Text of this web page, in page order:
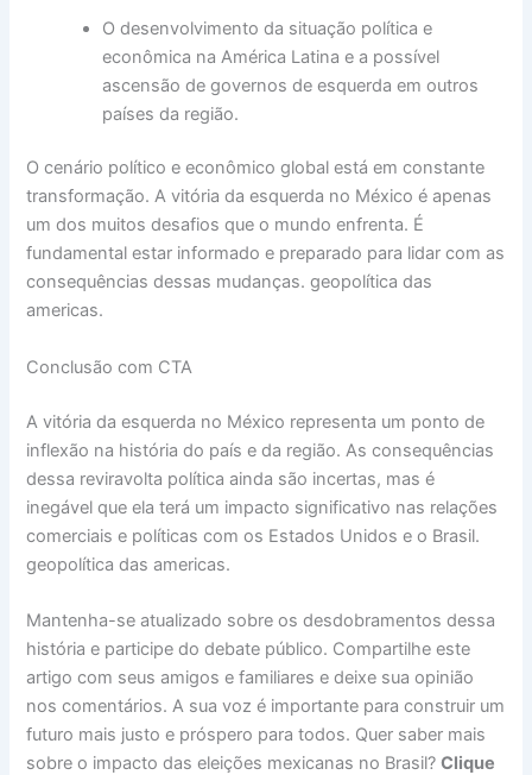
O desenvolvimento da situação política e
econômica na América Latina e a possível
ascensão de governos de esquerda em outros
países da região.
O cenário político e econômico global está em constante
transformação. A vitória da esquerda no México é apenas
um dos muitos desafios que o mundo enfrenta. É
fundamental estar informado e preparado para lidar com as
consequências dessas mudanças. geopolítica das
americas.
Conclusão com CTA
A vitória da esquerda no México representa um ponto de
inflexão na história do país e da região. As consequências
dessa reviravolta política ainda são incertas, mas é
inegável que ela terá um impacto significativo nas relações
comerciais e políticas com os Estados Unidos e o Brasil.
geopolítica das americas.
Mantenha-se atualizado sobre os desdobramentos dessa
história e participe do debate público. Compartilhe este
artigo com seus amigos e familiares e deixe sua opinião
nos comentários. A sua voz é importante para construir um
futuro mais justo e próspero para todos. Quer saber mais
sobre o impacto das eleições mexicanas no Brasil?Clique